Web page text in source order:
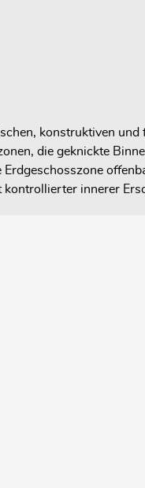
konstruktiven und
die geknickte
innerer